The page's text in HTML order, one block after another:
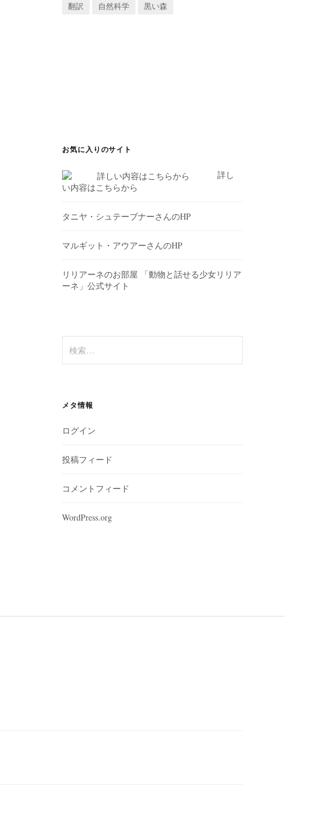
翻訳
自然科学 黒い森
お気に入りのサイト
詳し
い内容はこちらから
タニヤ・シュテーブナーさんのHP
マルギット・アウアーさんのHP
リリアーネのお部屋 「動物と話せる少女リリア
ーネ」公式サイト
索:
メタ情報
ログイン
投稿フィード
コメントフィード
WordPress.org